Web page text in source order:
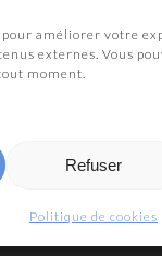
améliorer votre
externes. Vous
moment.
Refuser
Politique de cookies